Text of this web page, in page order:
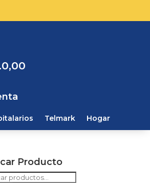
0,00
Telmark Hogar
Producto